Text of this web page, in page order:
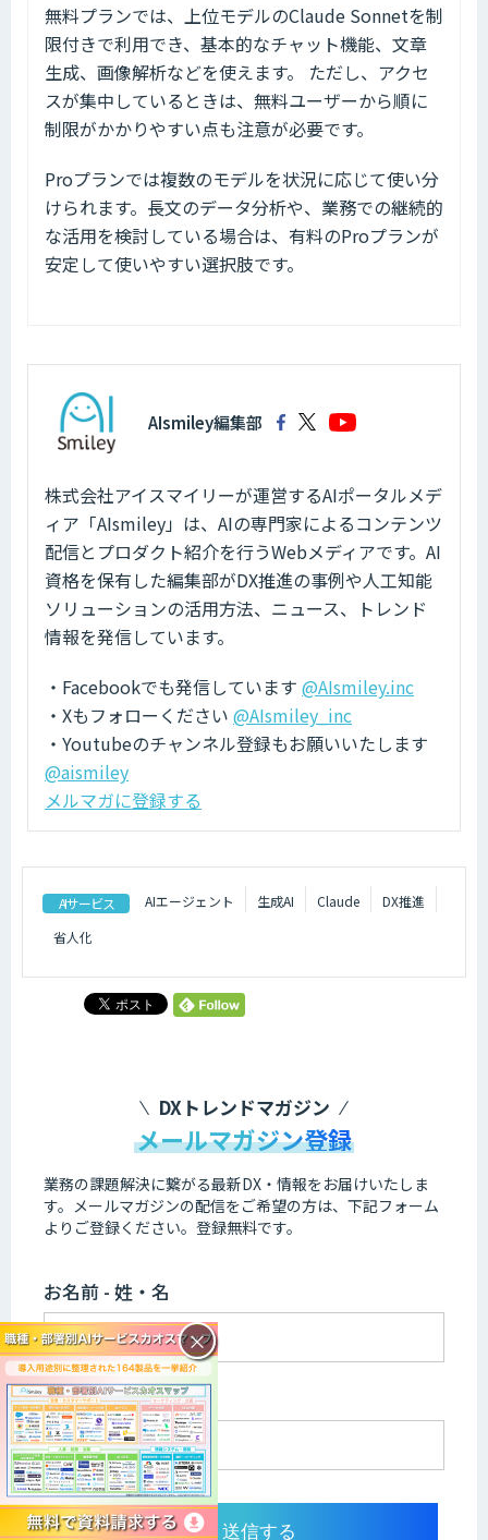
無料プランでは、上位モデルのClaude Sonnetを制
限付きで利用でき、基本的なチャット機能、文章
生成、画像解析などを使えます。 ただし、アクセ
スが集中しているときは、無料ユーザーから順に
制限がかかりやすい点も注意が必要です。
Proプランでは複数のモデルを状況に応じて使い分
けられます。長文のデータ分析や、業務での継続的
な活用を検討している場合は、有料のProプランが
安定して使いやすい選択肢です。
AIsmiley編集部
株式会社アイスマイリーが運営するAIポータルメデ
ィア「AIsmiley」は、AIの専門家によるコンテンツ
配信とプロダクト紹介を行うWebメディアです。AI
資格を保有した編集部がDX推進の事例や人工知能
ソリューションの活用方法、ニュース、トレンド
情報を発信しています。
・Facebookでも発信しています @AIsmiley.inc
・Xもフォローください @AIsmiley_inc
・Youtubeのチャンネル登録もお願いいたします
@aismiley
メルマガに登録する
AIサービス AIエージェント 生成AI Claude
DX推進
省人化
DXトレンドマガジン
メールマガジン登録
業務の課題解決に繋がる最新DX・情報をお届けいたしま
す。 メールマガジンの配信をご希望の方は、下記フォーム
よりご登録ください。登録無料です。
お名前 - 姓・名
メールアドレス
×